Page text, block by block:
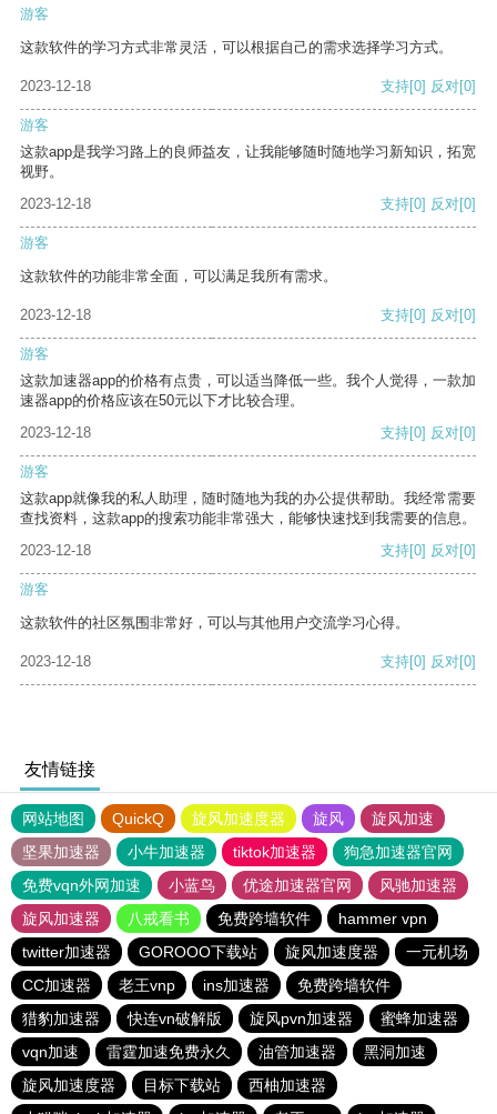
游客
这款软件的学习方式非常灵活，可以根据自己的需求选择学习方式。
2023-12-18 支持[0] 反对[0]
游客
这款app是我学习路上的良师益友，让我能够随时随地学习新知识，拓宽
视野。
2023-12-18
支持[0] 反对[0]
游客
这款软件的功能非常全面，可以满足我所有需求。
2023-12-18 支持[0] 反对[0]
游客
这款加速器app的价格有点贵，可以适当降低一些。我个人觉得，一款加
速器app的价格应该在50元以下才比较合理。
2023-12-18
支持[0] 反对[0]
游客
这款app就像我的私人助理，随时随地为我的办公提供帮助。我经常需要
查找资料，这款app的搜索功能非常强大，能够快速找到我需要的信息。
2023-12-18
支持[0] 反对[0]
游客
这款软件的社区氛围非常好，可以与其他用户交流学习心得。
2023-12-18 支持[0] 反对[0]
友情链接
网站地图 QuickQ 旋风加速度器 旋风
旋风加速
坚果加速器
小牛加速器 tiktok加速器
狗急加速器官网
免费vqn外网加速
小蓝鸟 优途加速器官网
风驰加速器
旋风加速器
八戒看书 免费跨墙软件
hammer vpn
twitter加速器
GOROOO下载站 旋风加速度器
一元机场
CC加速器
老王vnp ins加速器
免费跨墙软件
猎豹加速器
快连vn破解版 旋风pvn加速器
蜜蜂加速器
vqn加速
雷霆加速免费永久 油管加速器
黑洞加速
旋风加速度器
目标下载站
西柚加速器